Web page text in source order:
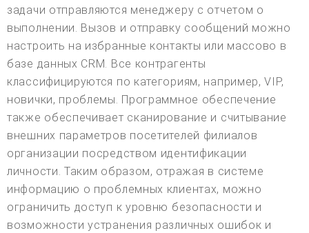
задачи отправляются менеджеру с отчетом о
выполнении. Вызов и отправку сообщений можно
настроить на избранные контакты или массово в
базе данных CRM. Все контрагенты
классифицируются по категориям, например, VIP,
новички, проблемы. Программное обеспечение
также обеспечивает сканирование и считывание
внешних параметров посетителей филиалов
организации посредством идентификации
личности. Таким образом, отражая в системе
информацию о проблемных клиентах, можно
ограничить доступ к уровню безопасности и
возможности устранения различных ошибок и